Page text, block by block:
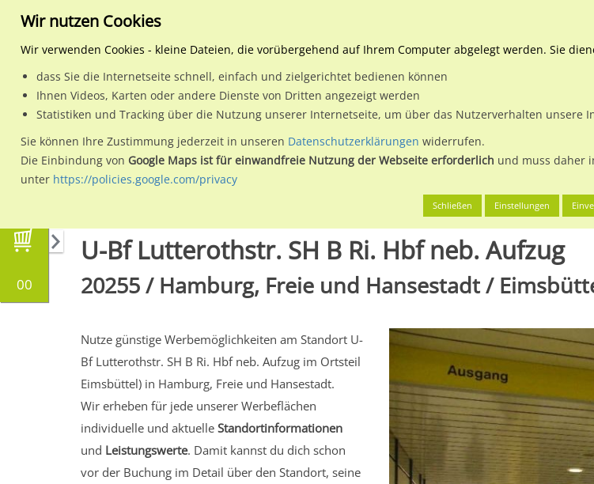
Planen & Buchen Plakatwerbung
Wähle den Werbestandort:
00
Hamburg, Freie und Hansestadt U-Bf Lutterothstr.
U-Bf Lutterothstr. SH B Ri. Hbf neb. Aufzug
20255 / Hamburg, Freie und Hansestadt /
Nutze günstige Werbemöglichkeiten am Standort U-
Bf Lutterothstr. SH B Ri. Hbf neb. Aufzug im Ortsteil
Eimsbüttel) in Hamburg, Freie und Hansestadt.
Wir erheben für jede unserer Werbeflächen
individuelle und aktuelle Standortinformationen
und Leistungswerte. Damit kannst du dich schon
vor der Buchung im Detail über den Standort, seine
Wir nutzen Cookies
Wir verwenden Cookies - kleine Dateien, die vorübergehend auf Ihrem Computer abgelegt werden. Sie
dass Sie die Internetseite schnell, einfach und zielgerichtet bedienen können
Ihnen Videos, Karten oder andere Dienste von Dritten angezeigt werden
Statistiken und Tracking über die Nutzung unserer Internetseite, um über das Nutzerverhalten unsere
Sie können Ihre Zustimmung jederzeit in unseren Datenschutzerklärungen widerrufen.
Die Einbindung von Google Maps ist für einwandfreie Nutzung der Webseite erforderlich und muss daher
unter https://policies.google.com/privacy
Schließen Einstellungen